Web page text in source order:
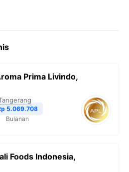
Prima Livindo,
5.069.708
Bulanan
Foods Indonesia,